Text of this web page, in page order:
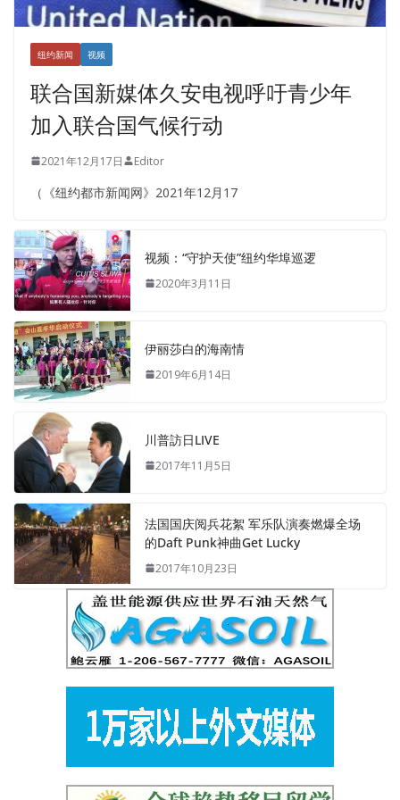
纽约新闻 视频
联合国新媒体久安电视呼吁青少年
加入联合国气候行动
2021年12月17日 Editor
（《纽约都市新闻网》2021年12月17
视频：“守护天使”纽约华埠巡逻
2020年3月11日
伊丽莎白的海南情
2019年6月14日
川普訪日LIVE
2017年11月5日
法国国庆阅兵花絮 军乐队演奏燃爆全场
的Daft Punk神曲Get Lucky
2017年10月23日